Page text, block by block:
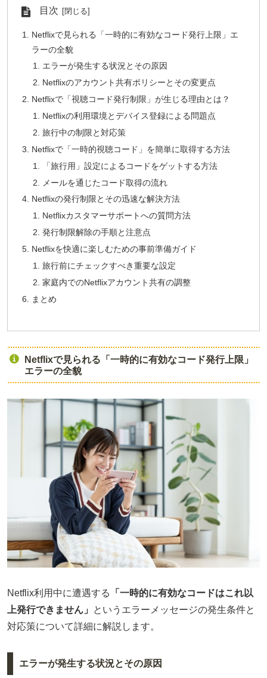
目次
Netflixで見られる「一時的に有効なコード発行上限」エ
ラーの全貌
エラーが発生する状況とその原因
Netflixのアカウント共有ポリシーとその変更点
Netflixで「視聴コード発行制限」が生じる理由とは？
Netflixの利用環境とデバイス登録による問題点
旅行中の制限と対応策
Netflixで「一時的視聴コード」を簡単に取得する方法
「旅行用」設定によるコードをゲットする方法
メールを通じたコード取得の流れ
Netflixの発行制限とその迅速な解決方法
Netflixカスタマーサポートへの質問方法
発行制限解除の手順と注意点
Netflixを快適に楽しむための事前準備ガイド
旅行前にチェックすべき重要な設定
家庭内でのNetflixアカウント共有の調整
まとめ
Netflixで見られる「一時的に有効なコード発行上限」
エラーの全貌
Netflix利用中に遭遇する
「一時的に有効なコードはこれ以
上発行できません」
というエラーメッセージの発生条件と
対応策について詳細に解説します。
エラーが発生する状況とその原因